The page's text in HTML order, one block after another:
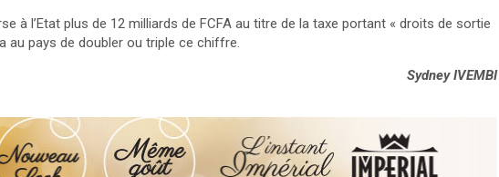
à l’Etat plus de 12 milliards de FCFA au titre de la taxe portant « droits de sortie
au pays de doubler ou triple ce chiffre.
Sydney IVEMBI